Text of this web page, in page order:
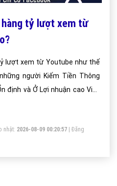
hàng tỷ lượt xem từ
lượt xem từ Youtube như thế
người Kiếm Tiền Thông
định và Ở Lợi nhuận cao Việt
nhật: 2026-08-09 00:20:57
Đăng